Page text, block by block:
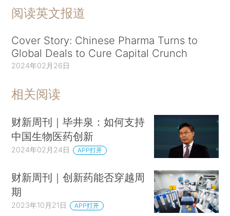
阅读英文报道
Cover Story: Chinese Pharma Turns to
Global Deals to Cure Capital Crunch
2024年02月26日
相关阅读
财新周刊｜毕井泉：如何支持
中国生物医药创新
2024年02月24日 APP打开
财新周刊｜创新药能否穿越周
期
2023年10月21日 APP打开